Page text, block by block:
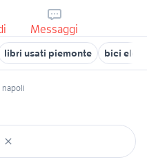
Messaggi
libri usati piemonte bici
napoli